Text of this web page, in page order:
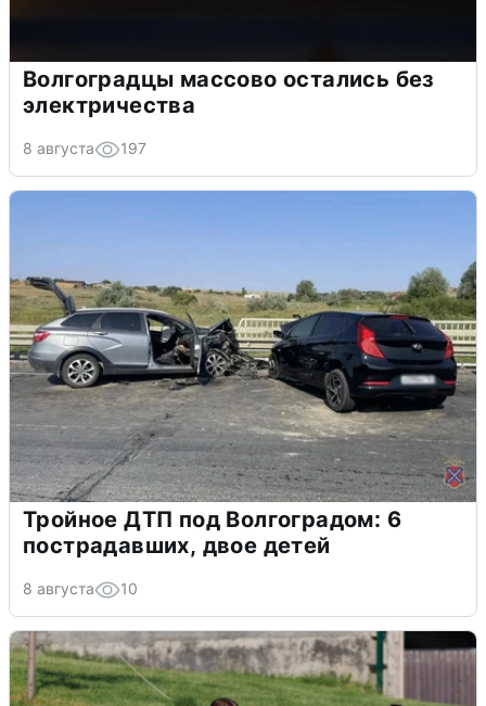
Волгоградцы массово остались без
электричества
8 августа 197
Тройное ДТП под Волгоградом: 6
пострадавших, двое детей
8 августа 10